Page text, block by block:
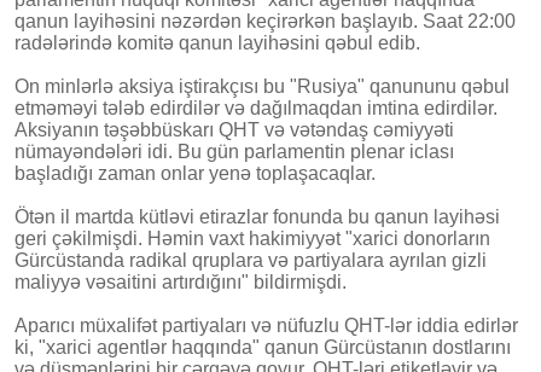
qanun layihəsini nəzərdən keçirərkən başlayıb. Saat 22:00
radələrində komitə qanun layihəsini qəbul edib.
On minlərlə aksiya iştirakçısı bu "Rusiya" qanununu qəbul
etməməyi tələb edirdilər və dağılmaqdan imtina edirdilər.
Aksiyanın təşəbbüskarı QHT və vətəndaş cəmiyyəti
nümayəndələri idi. Bu gün parlamentin plenar iclası
başladığı zaman onlar yenə toplaşacaqlar.
Ötən il martda kütləvi etirazlar fonunda bu qanun layihəsi
geri çəkilmişdi. Həmin vaxt hakimiyyət "xarici donorların
Gürcüstanda radikal qruplara və partiyalara ayrılan gizli
maliyyə vəsaitini artırdığını" bildirmişdi.
Aparıcı müxalifət partiyaları və nüfuzlu QHT-lər iddia edirlər
ki, "xarici agentlər haqqında" qanun Gürcüstanın dostlarını